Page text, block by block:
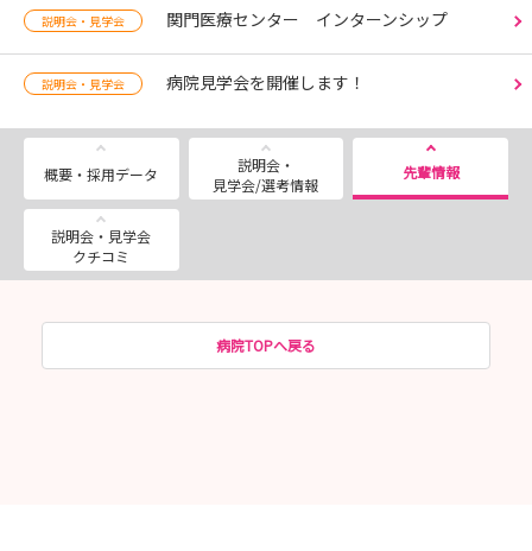
説明会・見学会 関門医療センター インターンシップ
説明会・見学会 病院見学会を開催します！
概要・採用データ
説明会・
見学会/選考情報
先輩情報
説明会・見学会
クチコミ
病院TOPへ戻る